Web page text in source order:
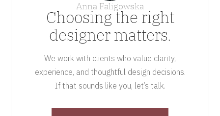
Anna Faligowska
Choosing the right
designer matters.
We work with clients who value clarity,
experience, and thoughtful design decisions.
If that sounds like you, let’s talk.